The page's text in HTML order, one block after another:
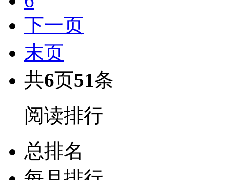
下一页
末页
共6页51条
阅读排行
总排名